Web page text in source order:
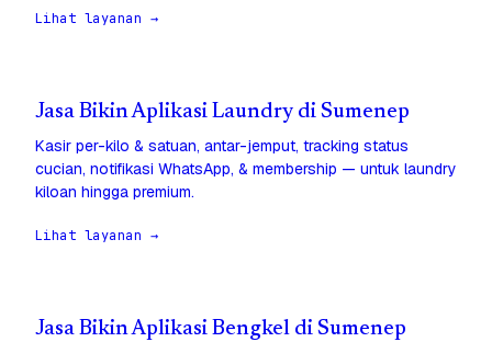
Lihat layanan →
Jasa Bikin Aplikasi Laundry di Sumenep
Kasir per-kilo & satuan, antar-jemput, tracking status
cucian, notifikasi WhatsApp, & membership — untuk laundry
kiloan hingga premium.
Lihat layanan →
Jasa Bikin Aplikasi Bengkel di Sumenep